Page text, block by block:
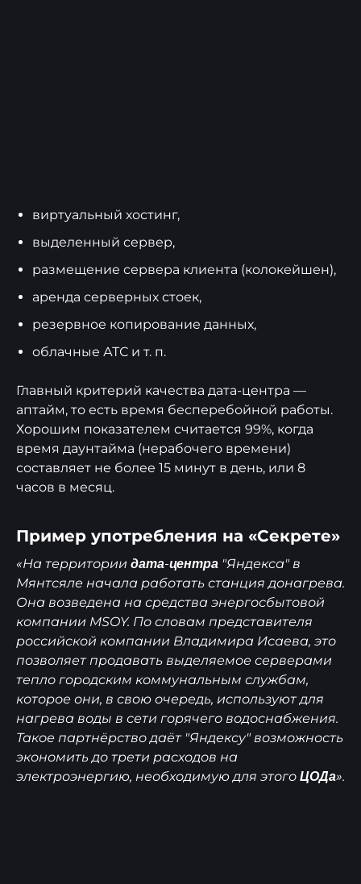
виртуальный хостинг,
выделенный сервер,
размещение сервера клиента (колокейшен),
аренда серверных стоек,
резервное копирование данных,
облачные АТС и т. п.
Главный критерий качества дата-центра —
аптайм, то есть время бесперебойной работы.
Хорошим показателем считается 99%, когда
время даунтайма (нерабочего времени)
составляет не более 15 минут в день, или 8
часов в месяц.
Пример употребления на «Секрете»
«На территории дата-центра "Яндекса" в
Мянтсяле начала работать станция донагрева.
Она возведена на средства энергосбытовой
компании MSOY. По словам представителя
российской компании Владимира Исаева, это
позволяет продавать выделяемое серверами
тепло городским коммунальным службам,
которое они, в свою очередь, используют для
нагрева воды в сети горячего водоснабжения.
Такое партнёрство даёт "Яндексу" возможность
экономить до трети расходов на
электроэнергию, необходимую для этого ЦОДа».